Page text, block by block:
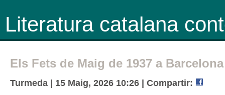
Literatura catalana
Els Fets de Maig de 1937 a Barcelona
Turmeda | 15 Maig, 2026 10:26 | Compartir: